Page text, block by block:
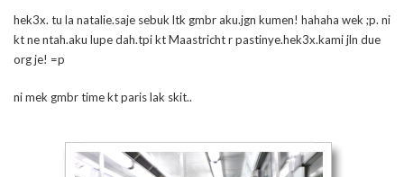
hek3x. tu la natalie.saje sebuk ltk gmbr aku.jgn kumen! hahaha wek ;p. ni
kt ne ntah.aku lupe dah.tpi kt Maastricht r pastinye.hek3x.kami jln due
org je! =p
ni mek gmbr time kt paris lak skit..